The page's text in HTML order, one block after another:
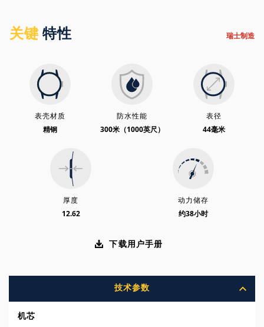
关键 特性 瑞士制造
表壳材质
精钢
防水性能
300米（1000英尺）
表径
44毫米
厚度
12.62
动力储存
约38小时
下载用户手册
技术参数
机芯